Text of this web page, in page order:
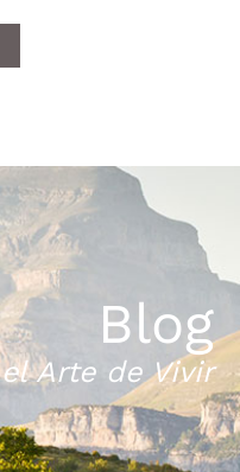
Blog
el Arte de Vivir